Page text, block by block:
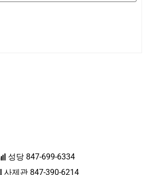
성당 847-699-6334
사제관 847-390-6214